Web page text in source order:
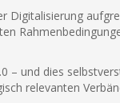
Digitalisierung
– und dies
relevanten